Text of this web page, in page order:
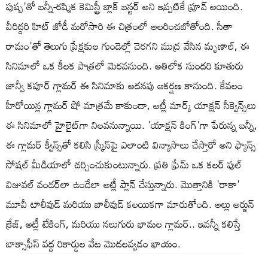
పుష్ప'తో బన్నీ-రష్మిక కెమిస్ట్రీ బ్లాక్ బస్టర్ అని ఇప్పటికే ప్రూవ్ అయింది.
వీరిద్దరి హిట్ జోడీ మరోసారి ఈ చిత్రంలో అలరించబోతోంది. సీతా
రామం'తో తెలుగు ప్రేక్షకుల గుండెల్లో చెరగని ముద్ర వేసిన మృణాల్, ఈ
సినిమాలో ఒక కీలక పాత్రలో మెరవనుంది. అతిలోక సుందరి కూతురు
జాన్వీ కపూర్ గ్లామర్ ఈ సినిమాకు అదనపు ఆకర్షణ కానుంది. కేవలం
హీరోయిన్ల గ్లామర్ షో మాత్రమే కాకుండా, అట్లీ మార్క్ యాక్షన్ సీక్వెన్స్‌లు
ఈ సినిమాలో హైలైట్‌గా నిలవనున్నాయి. 'యాక్షన్ కింగ్'గా పేరున్న బన్నీ,
ఈ గ్లామర్ క్వీన్స్‌తో కలిసి స్క్రీన్‌పై ఎలాంటి విన్యాసాలు చేస్తారో అని ఫ్యాన్స్
సోషల్ మీడియాలో చర్చించుకుంటున్నారు. ప్రతి ఫ్రేమ్ ఒక కలర్ ఫుల్
విజువల్ వండర్‌లా ఉండేలా అట్లీ ప్లాన్ చేస్తున్నారు. మొత్తానికి 'రాకా'
మూవీ టాలీవుడ్ మరియు బాలీవుడ్ కలయికగా మారుతోంది. అల్లు అర్జున్
క్రేజ్, అట్లీ టేకింగ్, మరియు నలుగురు భామల గ్లామర్.. ఇవన్నీ కలిస్తే
బాక్సాఫీస్ వద్ద రికార్డుల వేట మొదలవ్వడం ఖాయం.